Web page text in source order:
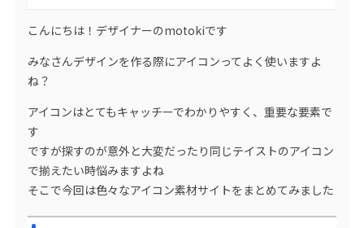
こんにちは！デザイナーのmotokiです
みなさんデザインを作る際にアイコンってよく使いますよ
ね？
アイコンはとてもキャッチーでわかりやすく、重要な要素で
す
ですが探すのが意外と大変だったり同じテイストのアイコン
で揃えたい時悩みますよね
そこで今回は色々なアイコン素材サイトをまとめてみました